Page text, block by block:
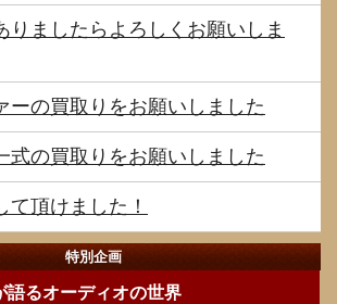
りましたらよろしくお願いしま
ーの買取りをお願いしました
式の買取りをお願いしました
て頂けました！
特別企画
語るオーディオの世界